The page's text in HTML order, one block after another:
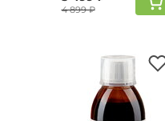
4 899 ₽